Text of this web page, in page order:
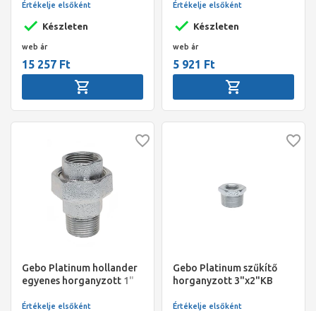
Készleten
Értékelje elsőként
web ár
15 257 Ft
Készleten
Értékelje elsőként
web ár
5 921 Ft
Gebo Platinum hollander
egyenes horganyzott 1"
Értékelje elsőként
Gebo Platinum szűkítő
horganyzott 3"x2"KB
Értékelje elsőként